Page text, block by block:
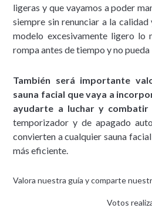
ligeras y que vayamos a poder
siempre sin renunciar a la calidad
modelo excesivamente ligero lo
rompa antes de tiempo y no
También será importante
sauna facial que vaya a
ayudarte a luchar y combatir
temporizador y de apagado
convierten a cualquier sauna
más eficiente.
Valora nuestra guía y comparte
Votos